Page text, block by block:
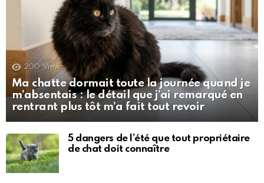
200 Views
Ma chatte dormait toute la journée quand je
m’absentais : le détail que j’ai remarqué en
rentrant plus tôt m’a fait tout revoir
5 dangers de l’été que tout propriétaire
de chat doit connaître